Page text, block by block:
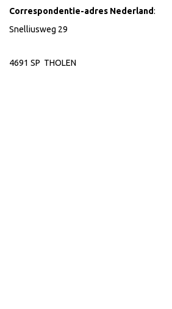
Correspondentie-adres Nederland:
Snelliusweg 29
4691 SP THOLEN